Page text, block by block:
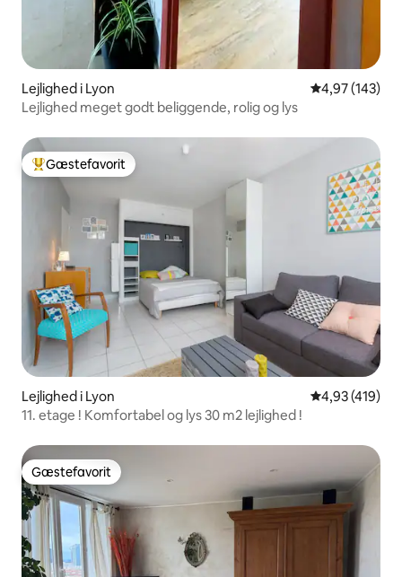
Lejlighed i Lyon 4,97 ud af 5 i
4,97 (143)
Lejlighed meget godt beliggende, rolig og lys
Bedste gæstefavorit
Gæstefavorit
Lejlighed i Lyon 4,93 ud af 5 i
4,93 (419)
11. etage ! Komfortabel og lys 30 m2 lejlighed !
Gæstefavorit
Gæstefavorit